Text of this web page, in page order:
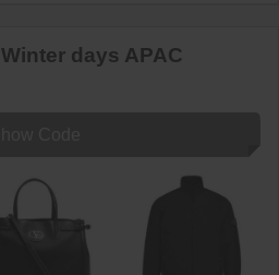
Winter days APAC